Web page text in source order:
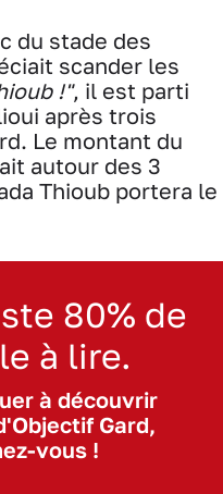
du stade des
scander les
!", il est parti
après trois
Le montant du
autour des 3
Thioub portera le
80% de
à lire.
à découvrir
Gard,
vous !